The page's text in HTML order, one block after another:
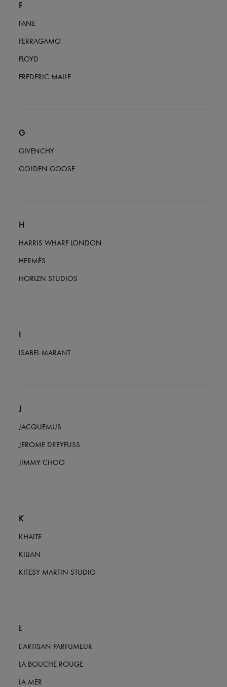
F
FANE
FERRAGAMO
FLOYD
FREDERIC MALLE
G
GIVENCHY
GOLDEN GOOSE
H
HARRIS WHARF LONDON
HERMÈS
HORIZN STUDIOS
ISABEL MARANT
J
JACQUEMUS
JEROME DREYFUSS
JIMMY CHOO
K
KHAITE
KILIAN
KITESY MARTIN STUDIO
L
L'ARTISAN PARFUMEUR
LA BOUCHE ROUGE
LA MER